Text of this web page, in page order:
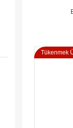
Tükenmek